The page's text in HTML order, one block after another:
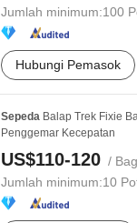
Jumlah minimum:100
Hubungi Pemasok
Sepeda Balap Trek Fixie
Penggemar Kecepatan
US$110-120 /
Jumlah minimum:10